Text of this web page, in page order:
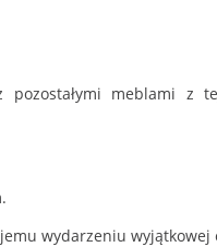
pozostałymi meblami z
wydarzeniu wyjątkowej